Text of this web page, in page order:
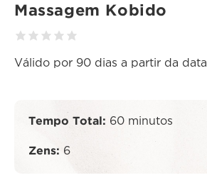
Massagem Kobido
Válido por 90 dias a partir da
Tempo Total: 60 minutos
Zens: 6